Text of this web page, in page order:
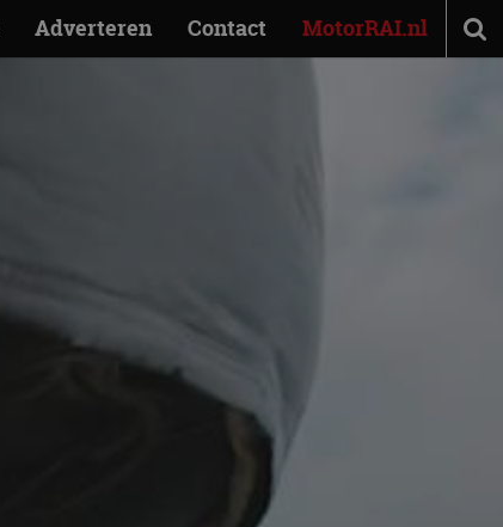
Adverteren Contact MotorRAI.nl